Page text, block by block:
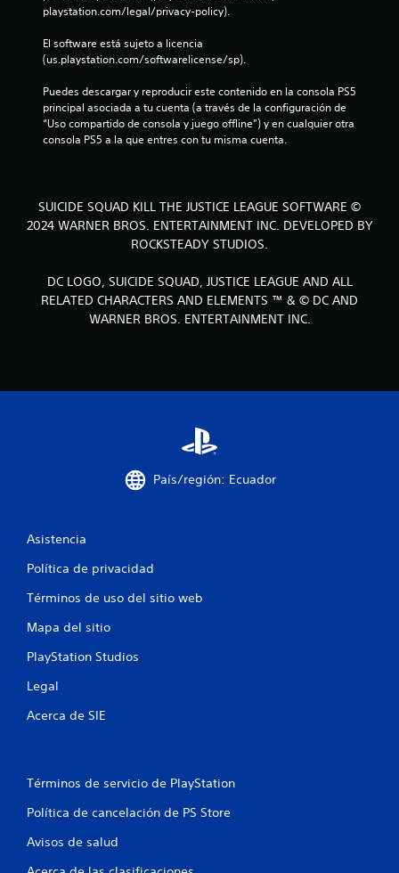
l
e
u
n
playstation.com/legal/privacy-policy).
El software está sujeto a licencia
(us.playstation.com/softwarelicense/sp).
Puedes descargar y reproducir este contenido en la consola PS5
principal asociada a tu cuenta (a través de la configuración de
“Uso compartido de consola y juego offline”) y en cualquier otra
consola PS5 a la que entres con tu misma cuenta.
SUICIDE SQUAD KILL THE JUSTICE LEAGUE SOFTWARE ©
2024 WARNER BROS. ENTERTAINMENT INC. DEVELOPED BY
ROCKSTEADY STUDIOS.
DC LOGO, SUICIDE SQUAD, JUSTICE LEAGUE AND ALL
RELATED CHARACTERS AND ELEMENTS ™ & © DC AND
WARNER BROS. ENTERTAINMENT INC.
País/región: Ecuador
Asistencia
Política de privacidad
Términos de uso del sitio web
Mapa del sitio
PlayStation Studios
Legal
Acerca de SIE
Términos de servicio de PlayStation
Política de cancelación de PS Store
Avisos de salud